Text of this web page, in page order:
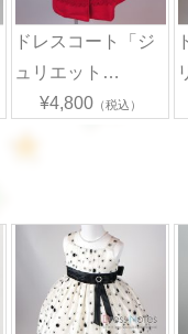
ドレスコート「ジ
ュリエット…
¥4,800（税込）